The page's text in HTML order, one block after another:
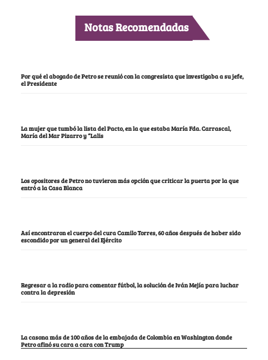
Notas Recomendadas
Por qué el abogado de Petro se reunió con la congresista que investigaba a su jefe,
el Presidente
La mujer que tumbó la lista del Pacto, en la que estaba María Fda. Carrascal,
María del Mar Pizarro y “Lalis
Los opositores de Petro no tuvieron más opción que criticar la puerta por la que
entró a la Casa Blanca
Así encontraron el cuerpo del cura Camilo Torres, 60 años después de haber sido
escondido por un general del Ejército
Regresar a la radio para comentar fútbol, la solución de Iván Mejía para luchar
contra la depresión
La casona más de 100 años de la embajada de Colombia en Washington donde
Petro afinó su cara a cara con Trump